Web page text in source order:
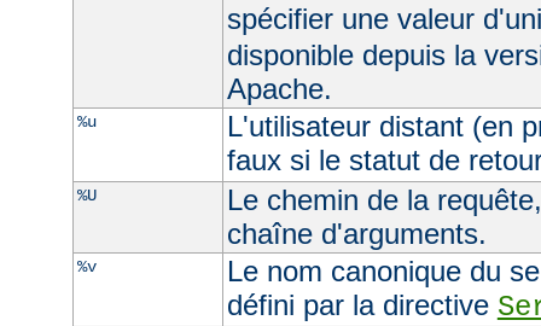
spécifier une valeur
disponible depuis la
Apache.
%u
L'utilisateur distant (en
faux si le statut de
%U
Le chemin de la
chaîne d'arguments.
%v
Le nom canonique du
défini par la directive